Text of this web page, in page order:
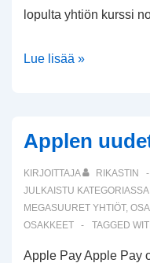
lopulta yhtiön kurssi
Netflixin
Lue lisää »
Applen
KIRJOITTAJA RIKASTIN
JULKAISTU KATEGORIASSA
MEGASUURET YHTIÖT,
OSAKKEET
TAGGED
Apple Pay Apple Pay